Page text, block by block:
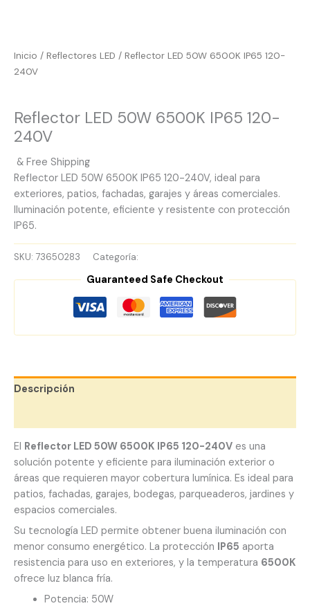
Inicio / Reflectores LED / Reflector LED 50W 6500K IP65 120-
240V
Reflector LED 50W 6500K IP65 120-
240V
& Free Shipping
Reflector LED 50W 6500K IP65 120-240V, ideal para
exteriores, patios, fachadas, garajes y áreas comerciales.
Iluminación potente, eficiente y resistente con protección
IP65.
SKU: 73650283 Categoría:
Guaranteed Safe Checkout
Descripción
El Reflector LED 50W 6500K IP65 120-240V es una
solución potente y eficiente para iluminación exterior o
áreas que requieren mayor cobertura lumínica. Es ideal para
patios, fachadas, garajes, bodegas, parqueaderos, jardines y
espacios comerciales.
Su tecnología LED permite obtener buena iluminación con
menor consumo energético. La protección IP65 aporta
resistencia para uso en exteriores, y la temperatura 6500K
ofrece luz blanca fría.
Potencia: 50W